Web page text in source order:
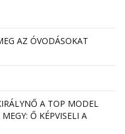
AZ ÓVODÁSOKAT
A TOP MODEL
Ő KÉPVISELI A